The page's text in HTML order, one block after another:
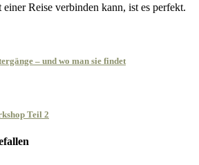
Reise verbinden kann, ist es perfekt.
– und wo man sie findet
Teil 2